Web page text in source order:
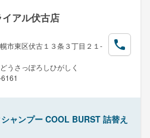
アル伏古店
市東区伏古１３条３丁目２１-
うさっぽろしひがしく
ャンプー COOL BURST 詰替え